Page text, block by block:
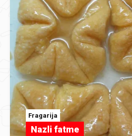
Fragarija
Nazli fatme